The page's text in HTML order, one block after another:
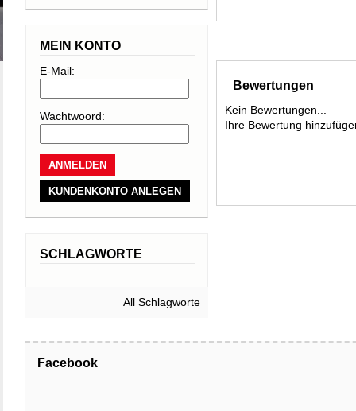
maximaler
Worldcup
leichtem, aber
ein flacheres
Better Balance
Bewertungen
Kein Bewertungen...
Ihre Bewertung
MEIN KONTO
E-Mail:
Wachtwoord:
KUNDENKONTO ANLEGEN
SCHLAGWORTE
All Schlagworte
Facebook